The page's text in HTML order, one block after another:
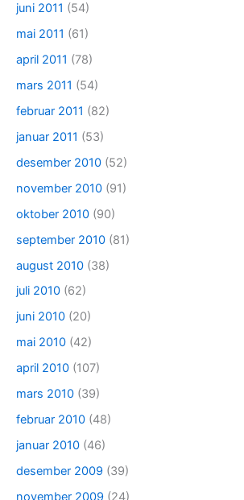
juni 2011 (54)
mai 2011 (61)
april 2011 (78)
mars 2011 (54)
februar 2011 (82)
januar 2011 (53)
desember 2010 (52)
november 2010 (91)
oktober 2010 (90)
september 2010 (81)
august 2010 (38)
juli 2010 (62)
juni 2010 (20)
mai 2010 (42)
april 2010 (107)
mars 2010 (39)
februar 2010 (48)
januar 2010 (46)
desember 2009 (39)
november 2009 (24)